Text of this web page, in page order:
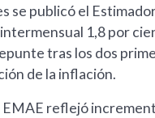
se publicó el
1,8 por
tras los dos
de la inflación.
EMAE reflejó